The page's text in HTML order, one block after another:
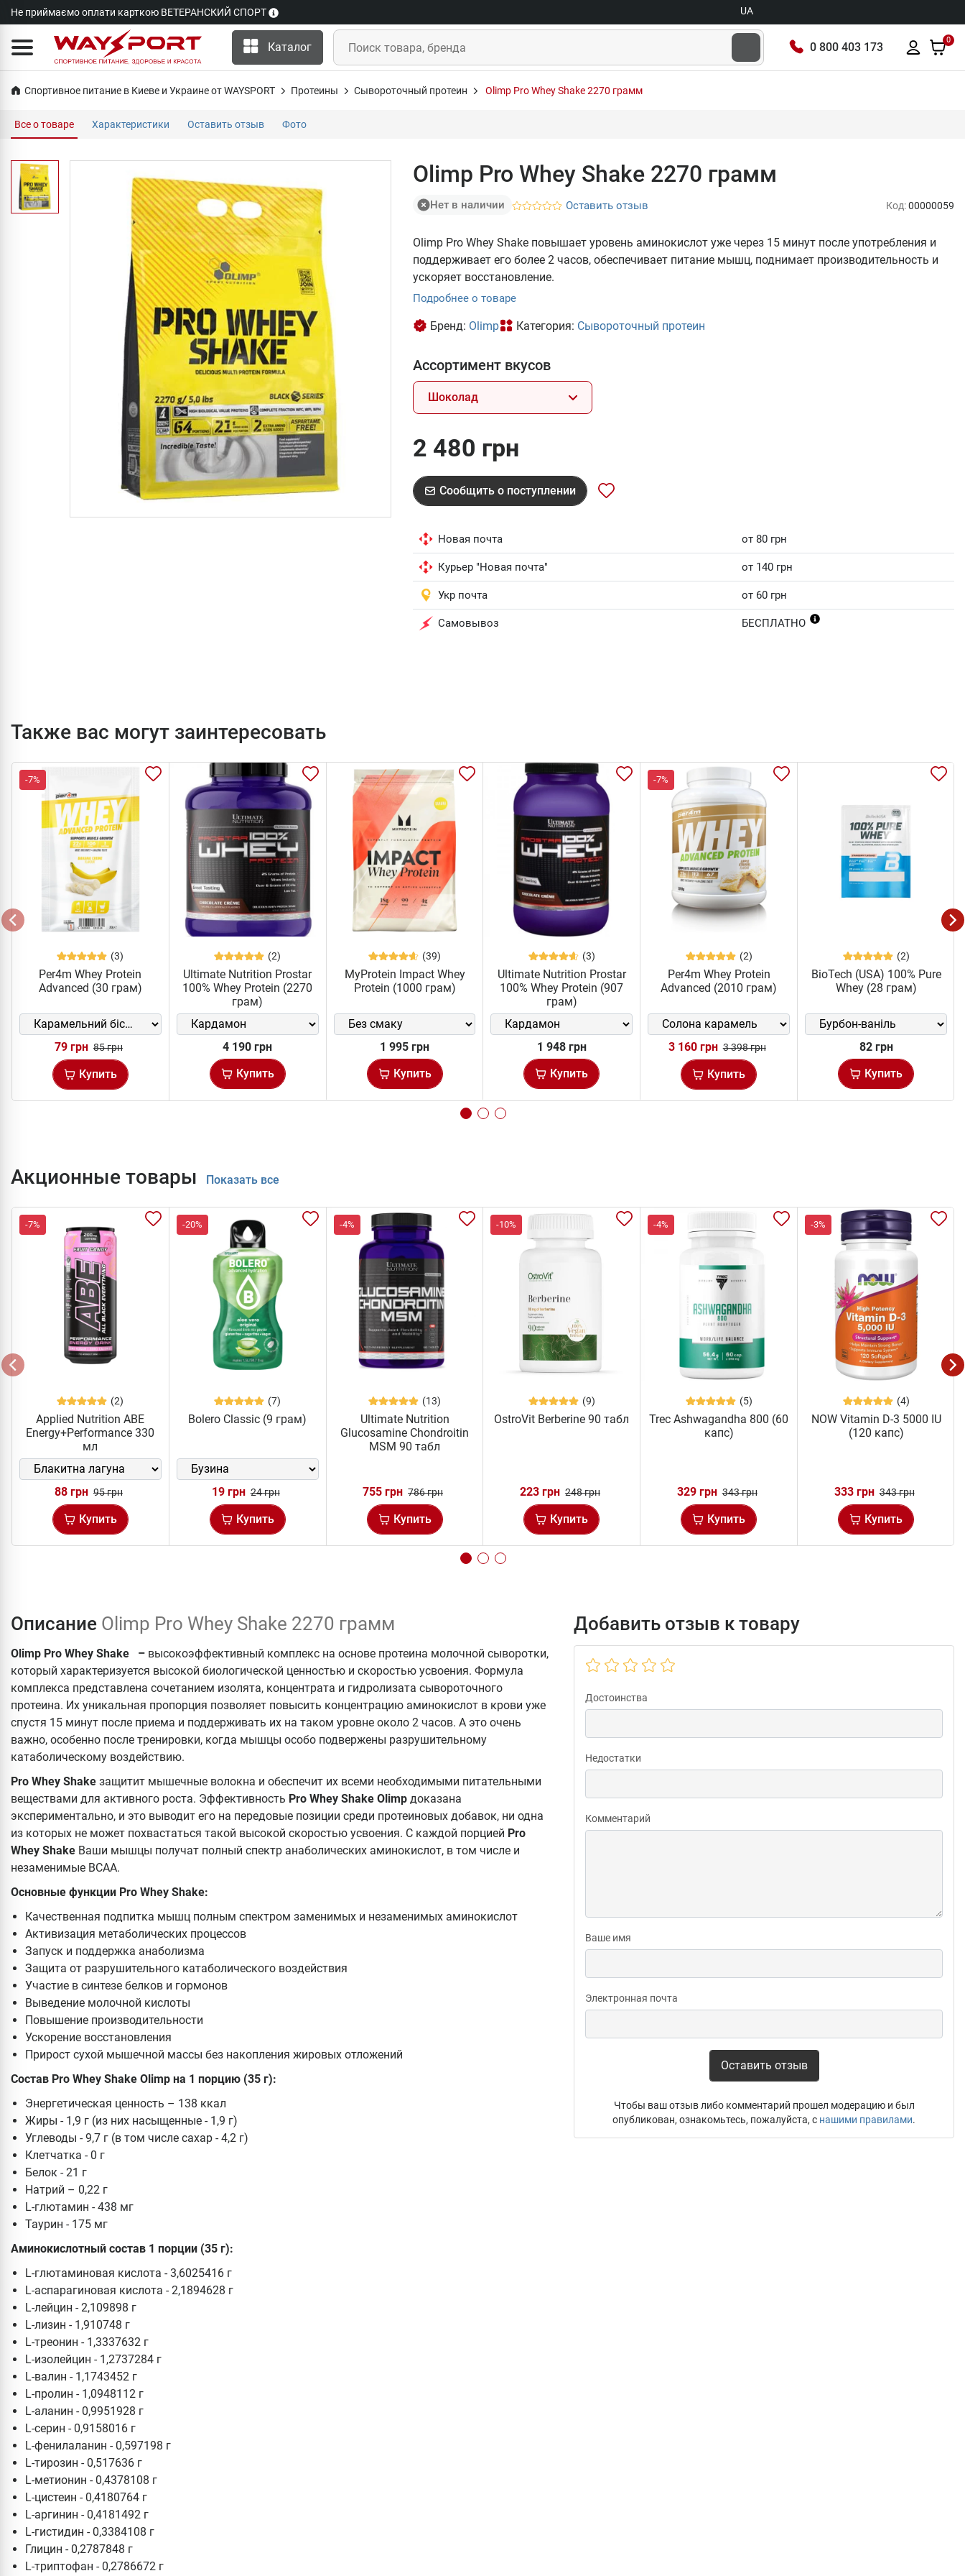
Не приймаємо оплати карткою ВЕТЕРАНСКИЙ СПОРТ UA
Каталог 0 800 403 173
0
Спортивное питание в Киеве и Украине от WAYSPORT Протеины Сывороточный протеин Olimp Pro Whey Shake 2270 грамм
Все о товаре Характеристики Оставить отзыв Фото
Olimp Pro Whey Shake 2270 грамм
Нет в наличии Оставить отзыв Код:00000059
Olimp Pro Whey Shake повышает уровень аминокислот уже через 15 минут после употребления и
поддерживает его более 2 часов, обеспечивает питание мышц, поднимает производительность и
ускоряет восстановление.
Подробнее о товаре
Бренд: Olimp Категория: Сывороточный протеин
Ассортимент вкусов
Шоколад
2 480 грн
Сообщить о поступлении
Новая почта от 80 грн
Курьер "Новая почта" от 140 грн
Укр почта от 60 грн
Самовывоз БЕСПЛАТНО
Также вас могут заинтересовать
-7%
(3)
Per4m Whey Protein
Advanced (30 грам)
79 грн 85 грн
Купить
(2)
Ultimate Nutrition Prostar
100% Whey Protein (2270
грам)
4 190 грн
Купить
(39)
MyProtein Impact Whey
Protein (1000 грам)
1 995 грн
Купить
(3)
Ultimate Nutrition Prostar
100% Whey Protein (907
грам)
1 948 грн
Купить
-7%
(2)
Per4m Whey Protein
Advanced (2010 грам)
3 160 грн 3 398 грн
Купить
(2)
BioTech (USA) 100% Pure
Whey (28 грам)
82 грн
Купить
Акционные товары Показать все
-7%
(2)
Applied Nutrition ABE
Energy+Performance 330
мл
88 грн 95 грн
Купить
-20%
(7)
Bolero Classic (9 грам)
19 грн 24 грн
Купить
-4%
(13)
Ultimate Nutrition
Glucosamine Chondroitin
MSM 90 табл
755 грн 786 грн
Купить
-10%
(9)
OstroVit Berberine 90 табл
223 грн 248 грн
Купить
-4%
(5)
Trec Ashwagandha 800 (60
капс)
329 грн 343 грн
Купить
-3%
(4)
NOW Vitamin D-3 5000 IU
(120 капс)
333 грн 343 грн
Купить
Описание Olimp Pro Whey Shake 2270 грамм
Olimp Pro Whey Shake – высокоэффективный комплекс на основе протеина молочной сыворотки,
который характеризуется высокой биологической ценностью и скоростью усвоения. Формула
комплекса представлена сочетанием изолята, концентрата и гидролизата сывороточного
протеина. Их уникальная пропорция позволяет повысить концентрацию аминокислот в крови уже
спустя 15 минут после приема и поддерживать их на таком уровне около 2 часов. А это очень
важно, особенно после тренировки, когда мышцы особо подвержены разрушительному
катаболическому воздействию.
Pro Whey Shake защитит мышечные волокна и обеспечит их всеми необходимыми питательными
веществами для активного роста. Эффективность Pro Whey Shake Olimp доказана
экспериментально, и это выводит его на передовые позиции среди протеиновых добавок, ни одна
из которых не может похвастаться такой высокой скоростью усвоения. С каждой порцией Pro
Whey Shake Ваши мышцы получат полный спектр анаболических аминокислот, в том числе и
незаменимые ВСАА.
Основные функции Pro Whey Shake:
Качественная подпитка мышц полным спектром заменимых и незаменимых аминокислот
Активизация метаболических процессов
Запуск и поддержка анаболизма
Защита от разрушительного катаболического воздействия
Участие в синтезе белков и гормонов
Выведение молочной кислоты
Повышение производительности
Ускорение восстановления
Прирост сухой мышечной массы без накопления жировых отложений
Состав Pro Whey Shake Olimp на 1 порцию (35 г):
Энергетическая ценность – 138 ккал
Жиры - 1,9 г (из них насыщенные - 1,9 г)
Углеводы - 9,7 г (в том числе сахар - 4,2 г)
Клетчатка - 0 г
Белок - 21 г
Натрий – 0,22 г
L-глютамин - 438 мг
Таурин - 175 мг
Аминокислотный состав 1 порции (35 г):
L-глютаминовая кислота - 3,6025416 г
L-аспарагиновая кислота - 2,1894628 г
L-лейцин - 2,109898 г
L-лизин - 1,910748 г
L-треонин - 1,3337632 г
L-изолейцин - 1,2737284 г
L-валин - 1,1743452 г
L-пролин - 1,0948112 г
L-аланин - 0,9951928 г
L-серин - 0,9158016 г
L-фенилаланин - 0,597198 г
L-тирозин - 0,517636 г
L-метионин - 0,4378108 г
L-цистеин - 0,4180764 г
L-аргинин - 0,4181492 г
L-гистидин - 0,3384108 г
Глицин - 0,2787848 г
L-триптофан - 0,2786672 г
Добавить отзыв к товару
Достоинства
Недостатки
Комментарий
Ваше имя
Электронная почта
Оставить отзыв
Чтобы ваш отзыв либо комментарий прошел модерацию и был
опубликован, ознакомьтесь, пожалуйста, с нашими правилами.